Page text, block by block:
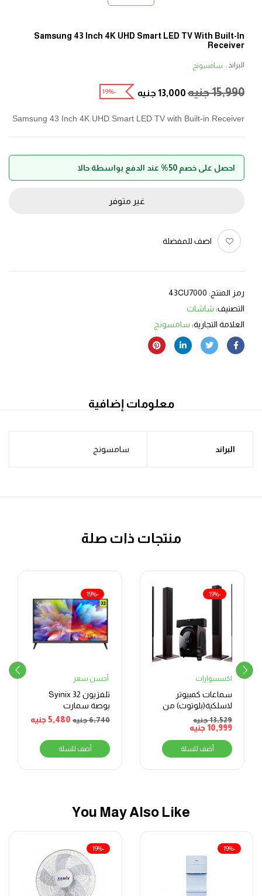
Samsung 43 Inch 4K UHD Smart LED TV With Built-In
Receiver
البراند : سامسونج
15,990جنيه 13,000 جنيه -19%
Samsung 43 Inch 4K UHD Smart LED TV with Built-in Receiver
احصل على خصم 50% عند الدفع بواسطة حالا
غير متوفر
اضف للمفضلة
رمز المنتج: 43CU7000
التصنيف: شاشات
العلامة التجارية: سامسونج
معلومات إضافية
البراند سامسونج
منتجات ذات صلة
-19%
اكسسوارات
سماعات كمبيوتر
لاسلكية(بلوتوث) من
دوب SX5 – اسود
13,529جنيه
10,999جنيه
أضف للسلة
-19%
أحسن سعر
تلفزيون Syinix 32
بوصة سمارت
كاستHD – LED
6,740جنيه 5,480جنيه
أضف للسلة
You May Also Like
-19%
-19%